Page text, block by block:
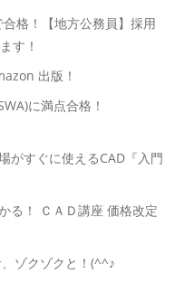
合格！【地方公務員】採用
す！
出版！
に満点合格！
がすぐに使えるCAD『入門
る！ ＣＡＤ講座 価格改定
ゾクゾクと！(^^♪